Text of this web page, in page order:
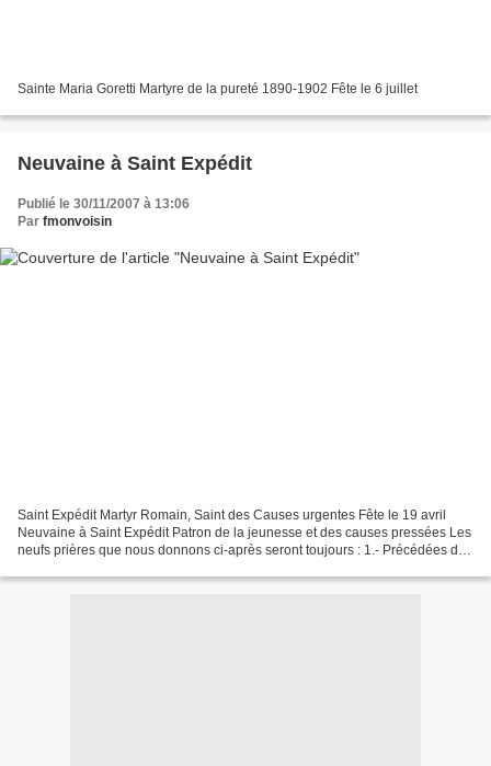
Sainte Maria Goretti Martyre de la pureté 1890-1902 Fête le 6 juillet
Neuvaine à Saint Expédit
Publié le 30/11/2007 à 13:06
Par fmonvoisin
Saint Expédit Martyr Romain, Saint des Causes urgentes Fête le 19 avril
Neuvaine à Saint Expédit Patron de la jeunesse et des causes pressées Les
neufs prières que nous donnons ci-après seront toujours : 1.- Précédées de l